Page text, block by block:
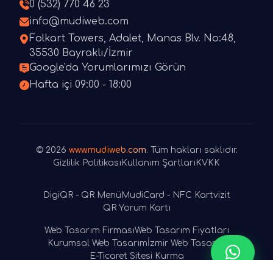
0 (532) 770 46 23
info@mudiweb.com
Folkart Towers, Adalet, Manas Blv. No:48,
35530 Bayraklı/İzmir
Google'da Yorumlarımızı Görün
Hafta içi 09:00 - 18:00
© 2026 www.mudiweb.com. Tüm hakları saklıdır.
Gizlilik Politikası Kullanım Şartları KVKK
DigiQR - QR Menü MudiCard - NFC Kartvizit
QR Yorum Kartı
Web Tasarım FirmasıWeb Tasarım Fiyatları
Kurumsal Web Tasarım İzmir Web Tasarım
E-Ticaret Sitesi Kurma